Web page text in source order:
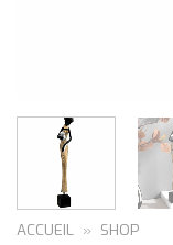
ACCUEIL » SHOP